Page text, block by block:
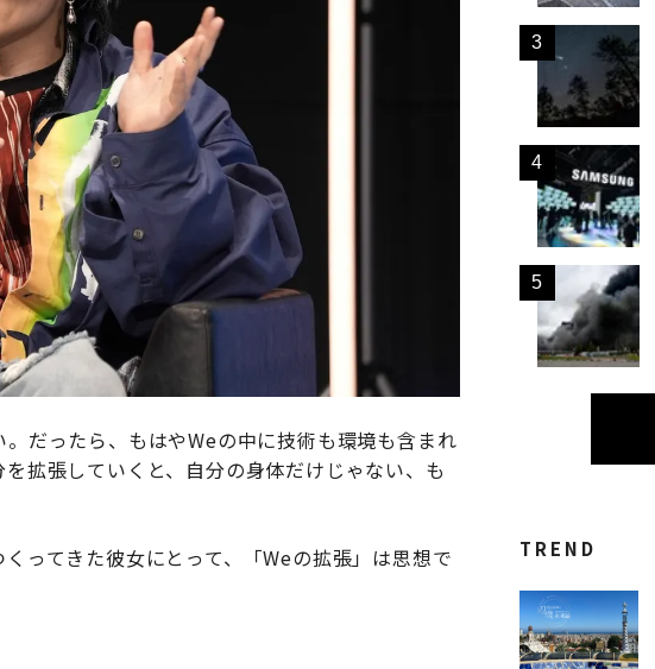
だったら、もはやWeの中に技術も環境も含まれ
拡張していくと、自分の身体だけじゃない、も
ってきた彼女にとって、「Weの拡張」は思想で
TREND